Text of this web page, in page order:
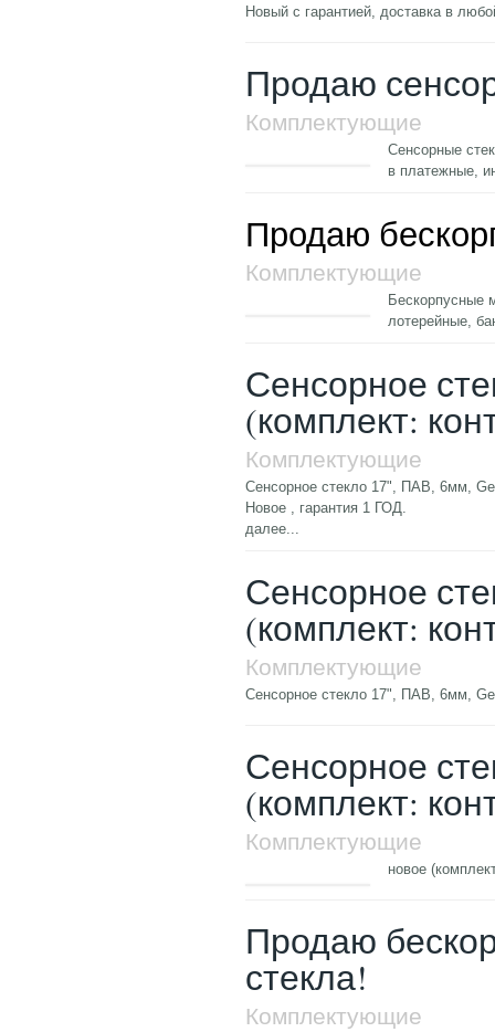
Новый с гарантией, доставка в
Продаю
Комплектующие
Сенсорные
в платежные,
Продаю
Комплектующие
Бескорпусные
лотерейные,
Сенсорное
(комплект:
Комплектующие
Сенсорное стекло 17", ПАВ, 6мм,
Новое , гарантия 1 ГОД.
далее...
Сенсорное
(комплект:
Комплектующие
Сенсорное стекло 17", ПАВ, 6мм,
Сенсорное
(комплект:
Комплектующие
новое
Продаю
стекла!
Комплектующие